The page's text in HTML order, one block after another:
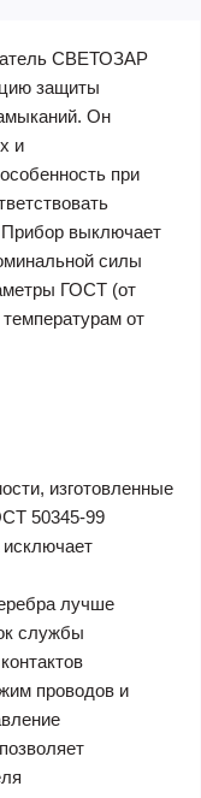
СВЕТОЗАР
защиты
Он
и
при
Прибор выключает
силы
ГОСТ (от
от
изготовленные
50345-99
исключает
лучше
службы
проводов и